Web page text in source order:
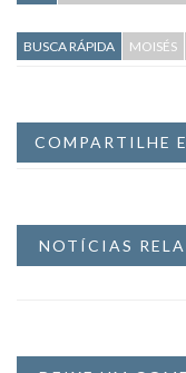
BUSCA RÁPIDA MOISÉS
COMPARTILHE
NOTÍCIAS